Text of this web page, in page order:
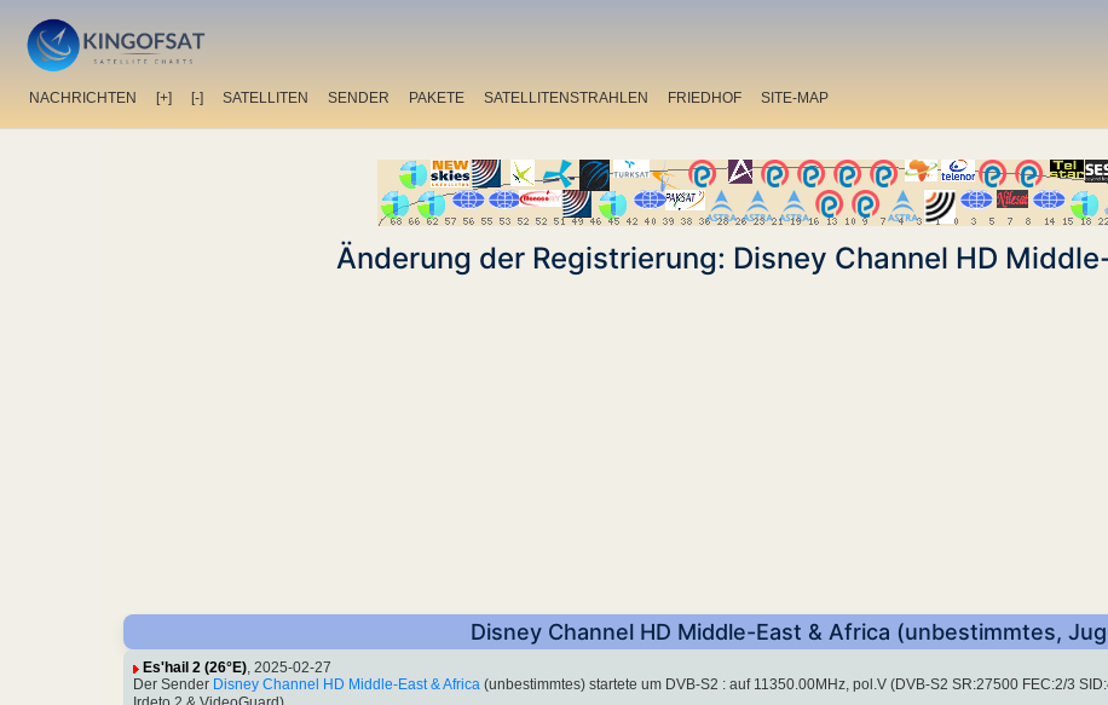
NACHRICHTEN [+] [-] SATELLITEN SENDER PAKETE SATELLITENSTRAHLEN FRIEDHOF SITE-MAP
Änderung der Registrierung: Disney Channel HD
Disney Channel HD Middle-East & Africa (unbestimmtes,
Es'hail 2 (26°E), 2025-02-27
Der Sender Disney Channel HD Middle-East & Africa (unbestimmtes) startete um DVB-S2 : auf 11350.00MHz, pol.V (DVB-S2 SR:27500 FEC:2/3